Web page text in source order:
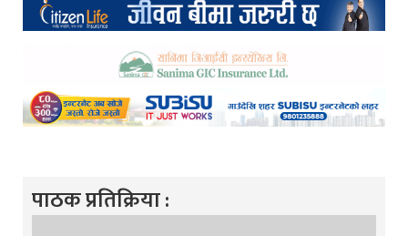
पाठक प्रतिक्रिया :